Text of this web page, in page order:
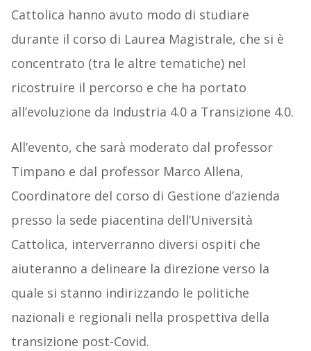
Cattolica hanno avuto modo di studiare
durante il corso di Laurea Magistrale, che si è
concentrato (tra le altre tematiche) nel
ricostruire il percorso e che ha portato
all’evoluzione da Industria 4.0 a Transizione 4.0.
All’evento, che sarà moderato dal professor
Timpano e dal professor Marco Allena,
Coordinatore del corso di Gestione d’azienda
presso la sede piacentina dell’Università
Cattolica, interverranno diversi ospiti che
aiuteranno a delineare la direzione verso la
quale si stanno indirizzando le politiche
nazionali e regionali nella prospettiva della
transizione post-Covid.